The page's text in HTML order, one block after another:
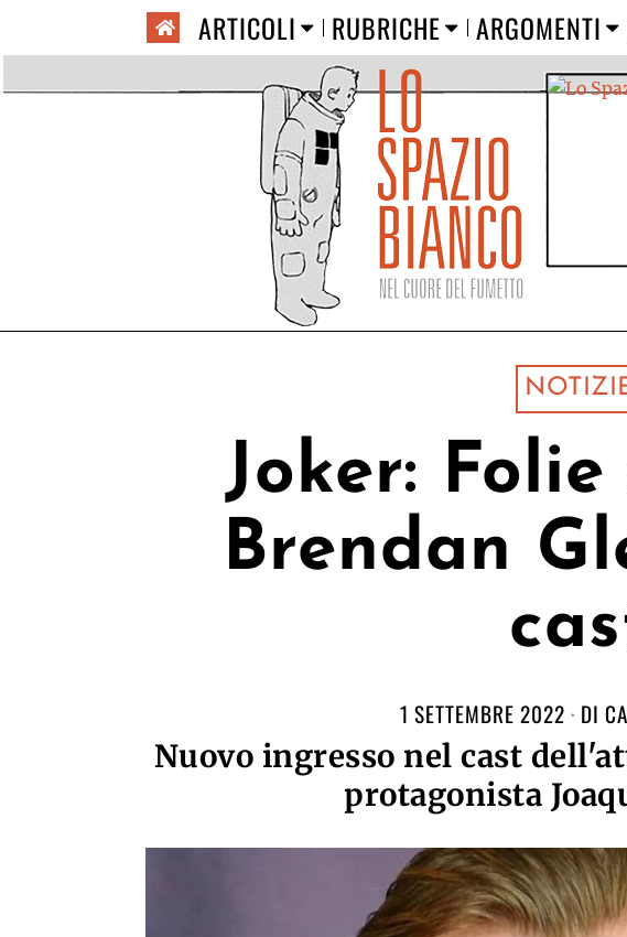
ARTICOLI RUBRICHE ARGOMENTI
Joker:
Brendan
1 SETTEMBRE 2022 DI
Nuovo ingresso nel cast
protagonista